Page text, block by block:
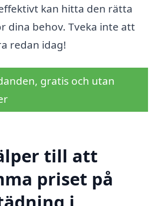
kan hitta den rätta
dina behov. Tveka inte att
redan idag!
gratis och utan
till att
priset på